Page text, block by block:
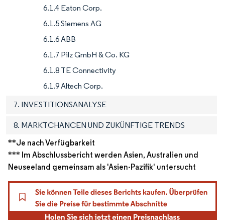
6.1.4 Eaton Corp.
6.1.5 Siemens AG
6.1.6 ABB
6.1.7 Pilz GmbH & Co. KG
6.1.8 TE Connectivity
6.1.9 Altech Corp.
7. INVESTITIONSANALYSE
8. MARKTCHANCEN UND ZUKÜNFTIGE TRENDS
**Je nach Verfügbarkeit
*** Im Abschlussbericht werden Asien, Australien und
Neuseeland gemeinsam als 'Asien-Pazifik' untersucht